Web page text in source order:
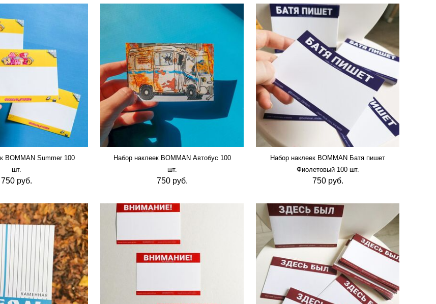
BOMMAN Summer 100
шт.
750 руб.
Набор наклеек BOMMAN Автобус 100
шт.
750 руб.
Набор наклеек BOMMAN Батя пишет
Фиолетовый 100 шт.
750 руб.